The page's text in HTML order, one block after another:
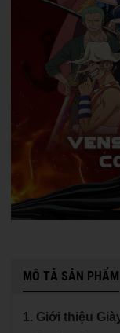
MÔ TẢ SẢN PHẨM
1. Giới thiệu